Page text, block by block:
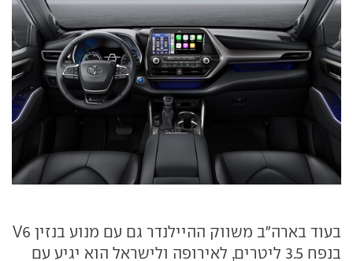
בעוד בארה"ב משווק ההיילנדר גם עם מנוע בנזין V6
בנפח 3.5 ליטרים, לאירופה ולישראל הוא יגיע עם